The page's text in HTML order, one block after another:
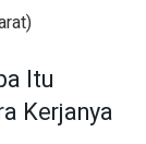
Itu
Kerjanya